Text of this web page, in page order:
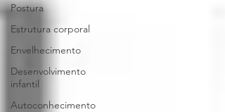
Postura
Estrutura corporal
Envelhecimento
Desenvolvimento
infantil
Autoconhecimento